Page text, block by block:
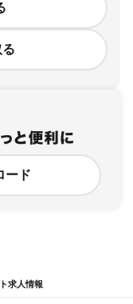
ード
求人情報